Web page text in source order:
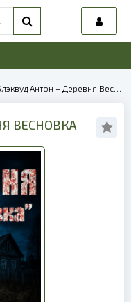
Антон – Деревня Весновка | 40191
ВЕСНОВКА